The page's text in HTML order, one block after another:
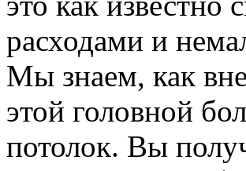
расходами и
Мы знаем, как
этой головной
потолок. Вы